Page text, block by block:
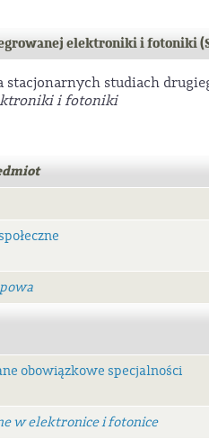
elektroniki i fotoniki
stacjonarnych studiach
i fotoniki
obowiązkowe specjalności
w elektronice i fotonice